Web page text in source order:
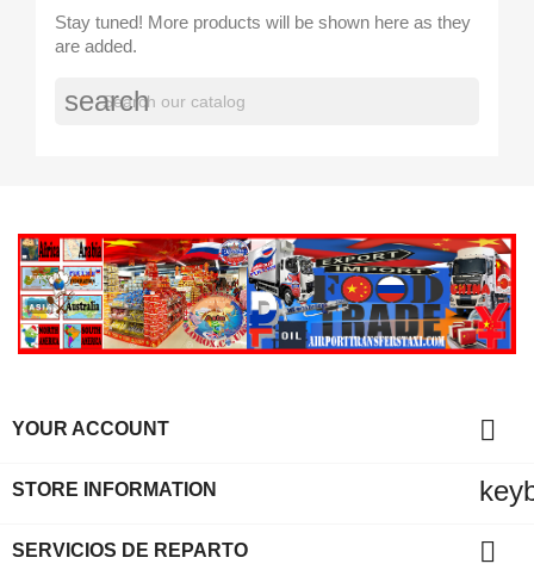
Stay tuned! More products will be shown here as they
are added.
search
YOUR ACCOUNT 
STORE INFORMATION
SERVICIOS DE REPARTO 